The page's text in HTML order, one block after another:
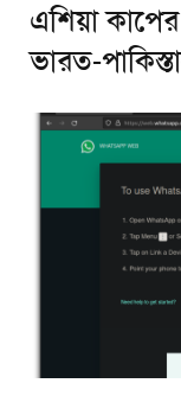
এশিয়া
ভারত-